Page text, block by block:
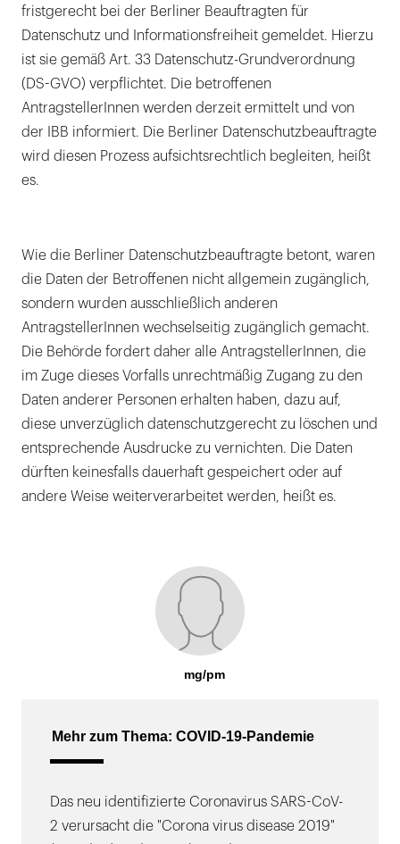
fristgerecht bei der Berliner Beauftragten für
Datenschutz und Informationsfreiheit gemeldet. Hierzu
ist sie gemäß Art. 33 Datenschutz-Grundverordnung
(DS-GVO) verpflichtet. Die betroffenen
AntragstellerInnen werden derzeit ermittelt und von
der IBB informiert. Die Berliner Datenschutzbeauftragte
wird diesen Prozess aufsichtsrechtlich begleiten, heißt
es.
Wie die Berliner Datenschutzbeauftragte betont, waren
die Daten der Betroffenen nicht allgemein zugänglich,
sondern wurden ausschließlich anderen
AntragstellerInnen wechselseitig zugänglich gemacht.
Die Behörde fordert daher alle AntragstellerInnen, die
im Zuge dieses Vorfalls unrechtmäßig Zugang zu den
Daten anderer Personen erhalten haben, dazu auf,
diese unverzüglich datenschutzgerecht zu löschen und
entsprechende Ausdrucke zu vernichten. Die Daten
dürften keinesfalls dauerhaft gespeichert oder auf
andere Weise weiterverarbeitet werden, heißt es.
mg/pm
Mehr zum Thema: COVID-19-Pandemie
Das neu identifizierte Coronavirus SARS-CoV-
2 verursacht die "Corona virus disease 2019"